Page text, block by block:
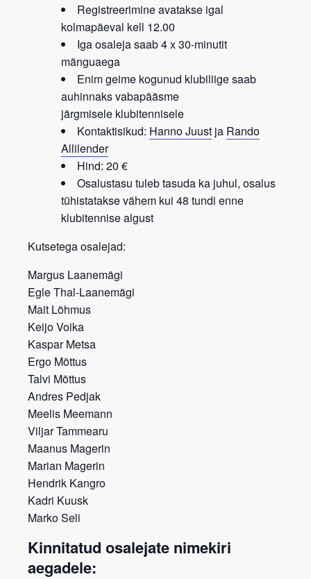
Registreerimine avatakse igal
kolmapäeval kell 12.00
Iga osaleja saab 4 x 30-minutit
mänguaega
Enim geime kogunud klubiliige saab
auhinnaks vabapääsme
järgmisele klubitennisele
Kontaktisikud: Hanno Juust ja Rando
Allilender
Hind: 20 €
Osalustasu tuleb tasuda ka juhul, osalus
tühistatakse vähem kui 48 tundi enne
klubitennise algust
Kutsetega osalejad:
Margus Laanemägi
Egle Thal-Laanemägi
Mait Lõhmus
Keijo Voika
Kaspar Metsa
Ergo Mõttus
Talvi Mõttus
Andres Pedjak
Meelis Meemann
Viljar Tammearu
Maanus Magerin
Marian Magerin
Hendrik Kangro
Kadri Kuusk
Marko Seli
Kinnitatud osalejate nimekiri
aegadele: